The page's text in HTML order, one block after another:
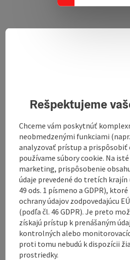
Variant 2 - to the leaning chapel
Beautiful hike with panoramic
of the leaning chapel.
From Curhaus Bad Mühllacken -
Kaufhaus Wolfsteiner - up to the
along the 7 Kapellen Roas in
Rosenleiten back to the starting
Send inquiry
To the website
Rešpektujeme
Chceme vám poskytnúť
neobmedzenými funkciami
analyzovať prístup a prispôsobiť
používame súbory cookie. Na
marketing, prispôsobenie
údaje prevedené do tretích krajín
49 ods. 1 písmeno a GDPR),
ochrany údajov zodpovedajúcu
(podľa čl. 46 GDPR). Je preto
získajú prístup k prenášaným
kontrolných alebo
proti tomu nebudú k dispozícii
prostriedky.